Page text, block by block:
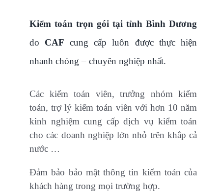
Kiểm toán trọn gói tại tỉnh Bình Dương
do CAF cung cấp luôn được thực hiện
nhanh chóng – chuyên nghiệp nhất.
Các kiểm toán viên, trưởng nhóm kiểm
toán, trợ lý kiểm toán viên với hơn 10 năm
kinh nghiệm cung cấp dịch vụ kiểm toán
cho các doanh nghiệp lớn nhỏ trên khắp cả
nước …
Đảm bảo bảo mật thông tin kiểm toán của
khách hàng trong mọi trường hợp.